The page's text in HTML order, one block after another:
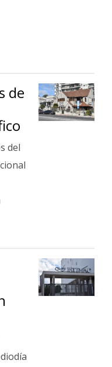
de
del